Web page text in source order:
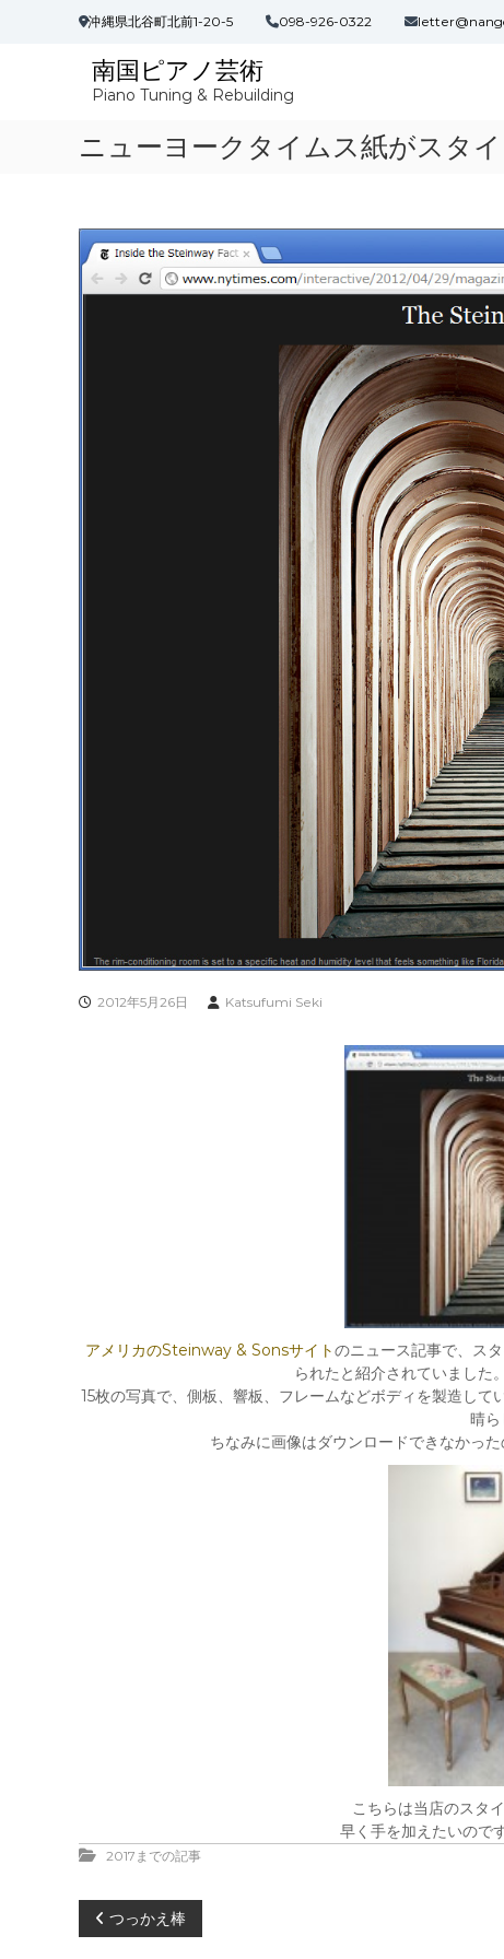
沖縄県北谷町北前1-20-5 098-926-0322
南国ピアノ芸術
Piano Tuning & Rebuilding
ニューヨークタイムス紙がスタ
2012年5月26日 Katsufumi Seki
アメリカのSteinway & Sonsサイトのニュース記事で、ス
られたと紹介されていました
15枚の写真で、側板、響板、フレームなどボディを製造し
晴ら
ちなみに画像はダウンロードできなかっ
こちらは当店のスタ
早く手を加えたいので
2017までの記事
投つっかえ棒